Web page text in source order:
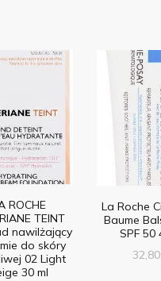
ROCHE
TEINT
nawilżający
do skóry
02 Light
30 ml
La Roche
Baume
SPF 50
32,80